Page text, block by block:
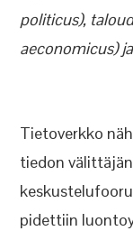
politicus),
aeconomicus)
Tietoverkko
tiedon
pidettiin